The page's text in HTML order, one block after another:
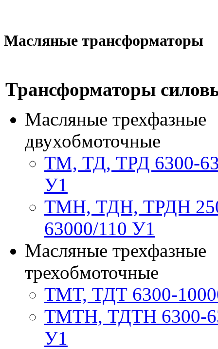
Масляные трансформаторы
Трансформаторы
Масляные трехфазные
двухобмоточные
ТМ, ТД, ТРД 6300-
У1
ТМН, ТДН, ТРДН
63000/110 У1
Масляные трехфазные
трехобмоточные
ТМТ, ТДТ 6300-
ТМТН, ТДТН 6300-
У1